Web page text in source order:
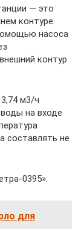
— это
контуре.
насоса
контур
м3/ч
на входе
составлять не
0395».
для